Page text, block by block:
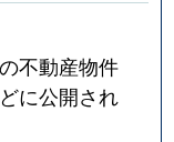
不動産物件
に公開され